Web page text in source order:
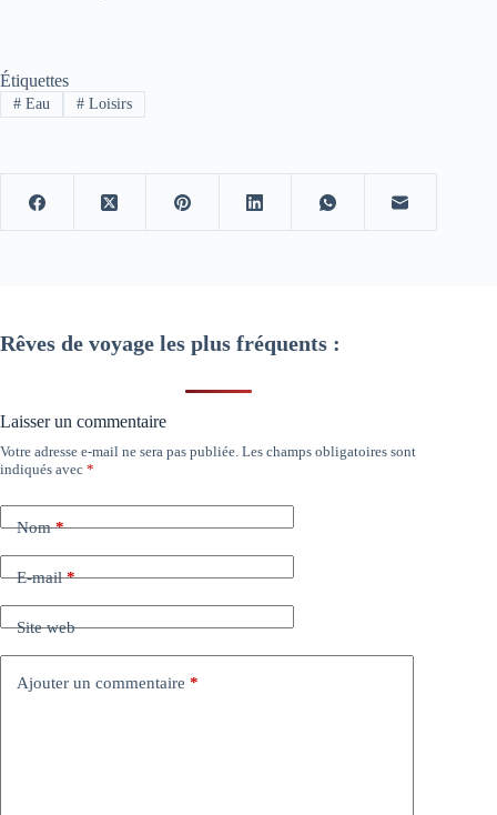
Étiquettes
#Eau #Loisirs
Rêves de voyage les plus fréquents :
Laisser un commentaire
Votre adresse e-mail ne sera pas publiée. Les champs obligatoires sont
indiqués avec *
Nom*
E-mail*
Site web
Ajouter un commentaire *